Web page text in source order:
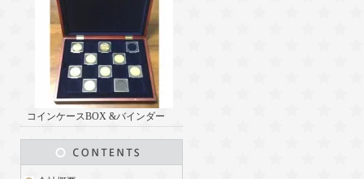
コインケースBOX &バインダー